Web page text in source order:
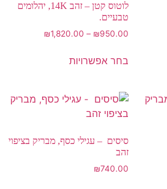
לוטוס קטן – זהב 14K, יהלומים
טבעיים.
₪950.00
–
₪1,820.00
בחר אפשרויות
סיסים – עגילי כסף, מבריק בציפוי
זהב
₪740.00